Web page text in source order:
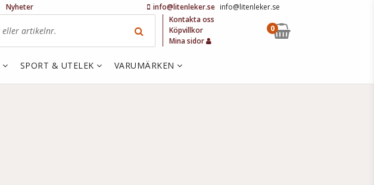
info@litenleker.se info@litenleker.se
Nyheter
Kontakta oss
Köpvillkor
Mina sidor
0
SPORT & UTELEK VARUMÄRKEN